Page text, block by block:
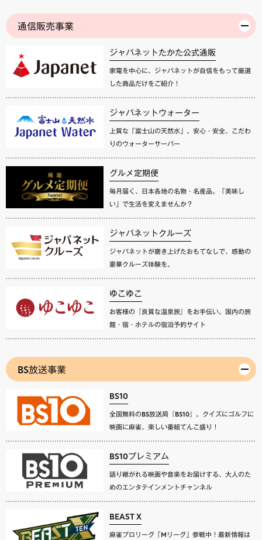
通信販売事業
ジャパネットたかた公式通販
家電を中心に、ジャパネットが自信をもって厳選
した商品だけをご紹介！
ジャパネットウォーター
上質な「富士山の天然水」。安心・安全、こだわ
りのウォーターサーバー
グルメ定期便
毎月届く、日本各地の名物・名産品。「美味し
い」で生活を変えませんか？
ジャパネットクルーズ
ジャパネットが磨き上げたおもてなしで、感動の
豪華クルーズ体験を。
ゆこゆこ
お客様の『良質な温泉旅』をお手伝い。国内の旅
館・宿・ホテルの宿泊予約サイト
BS放送事業
BS10
全国無料のBS放送局『BS10』。クイズにゴルフに
映画に麻雀、楽しい番組てんこ盛り！
BS10プレミアム
語り継がれる映画や音楽をお届けする、大人のた
めのエンタテインメントチャンネル
BEAST X
麻雀プロリーグ「Mリーグ」参戦中！最新情報は